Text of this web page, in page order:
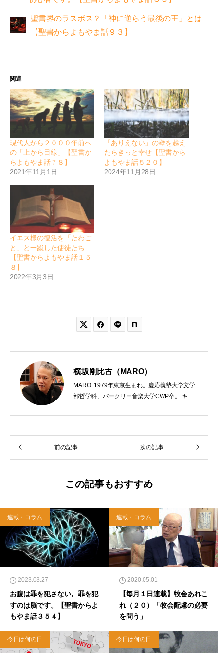
聖書界のラスボス？「神に逆らう最後の王」とは
【聖書からよもやま話９３】
関連
現代人から２０００年前へ
の「上から目線」【聖書か
らよもやま話７８】
2021年11月1日
「ありえない」の壁を越え
たらきっと幸せ【聖書から
よもやま話５２０】
2024年11月28日
イエス様の復活を「たわご
と」と一蹴した使徒たち
【聖書からよもやま話１５
８】
2022年3月3日
 
横坂剛比古（MARO）
MARO 1979年東京生まれ。慶応義塾大学文学
部哲学科、バークリー音楽大学CWP卒。 キリ
う宗教法人専門の行政書士。2020年7月よりク
「上馬キリスト教会（@kamiumach）」の運営
を行う「まじめ担当」。 著書に『聖書を読んだ
西洋哲学超入門〜』（日本実業出版）、『人生
イヤモンド社）、『世界一ゆるい聖書入門』、
『世界一ゆるい聖書教室』（「ふざけ担当」LE
ONとの共著、講談社）などがある。新著<a hr
ef="https://amzn.to/376F9aC">『ふっと心がラ
クになる 眠れぬ夜の聖書のことば』（大和書
房）</a>２０２２年３月１５日発売。
前の記事 次の記事
この記事もおすすめ
連載・コラム
2023.03.27
お腹は罪を犯さない。罪を犯
すのは脳です。【聖書からよ
もやま話３５４】
連載・コラム
2020.05.01
【毎月１日連載】牧会あれこ
れ（２０）「牧会配慮の必要
を問う」
今日は何の日 今日は何の日